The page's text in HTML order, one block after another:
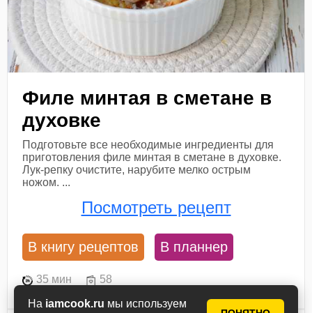
На iamcook.ru мы используем
Филе минтая в сметане в
духовке
Подготовьте все необходимые ингредиенты для
приготовления филе минтая в сметане в духовке.
Лук-репку очистите, нарубите мелко острым
ножом. ...
Посмотреть рецепт
В книгу рецептов В планнер
35 мин 58